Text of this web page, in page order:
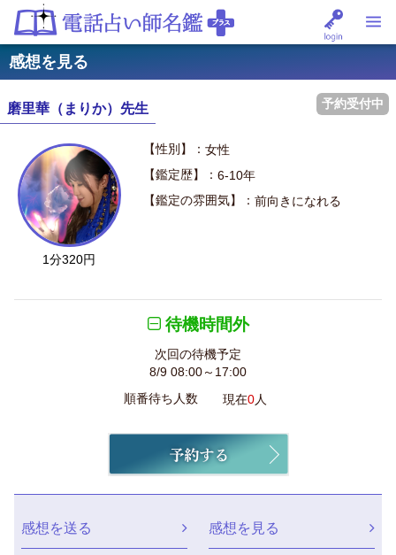
感想を見る
磨里華（まりか）先生 予約受付中
1分320円
【性別】： 女性
【鑑定歴】： 6-10年
【鑑定の雰囲気】： 前向きになれる
待機時間外
次回の待機予定
8/9 08:00～17:00
順番待ち人数
現在0人
感想を送る 感想を見る